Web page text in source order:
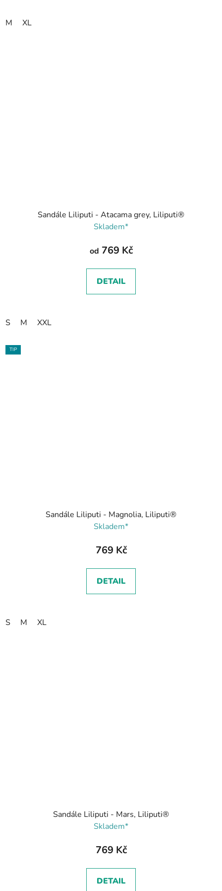
M XL
Sandále Liliputi - Atacama grey, Liliputi®
Skladem*
od 769 Kč
DETAIL
S M XXL
TIP
Sandále Liliputi - Magnolia, Liliputi®
Skladem*
769 Kč
DETAIL
S M XL
Sandále Liliputi - Mars, Liliputi®
Skladem*
769 Kč
DETAIL